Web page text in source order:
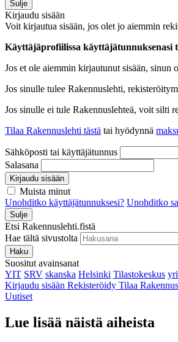
Sulje
Kirjaudu sisään
Voit kirjautua sisään, jos olet jo aiemmin
Käyttäjäprofiilissa käyttäjätunnuksenasi
Jos et ole aiemmin kirjautunut sisään, sinun
Jos sinulle tulee Rakennuslehti,
Jos sinulle ei tule Rakennuslehteä, voit silti
Tilaa Rakennuslehti tästä tai hyödynnä
Sähköposti tai käyttäjätunnus
Salasana
Kirjaudu sisään
Muista minut
Unohditko käyttäjätunnuksesi? Unohditko
Sulje
Etsi Rakennuslehti.fistä
Hae tältä sivustolta
Haku
Suositut avainsanat
YIT SRV skanska Helsinki Tilastokeskus
Kirjaudu sisään Rekisteröidy Tilaa
Uutiset
Lue lisää näistä aiheista